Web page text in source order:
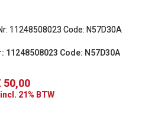
11248508023 Code: N57D30A
50,00
incl. 21% BTW